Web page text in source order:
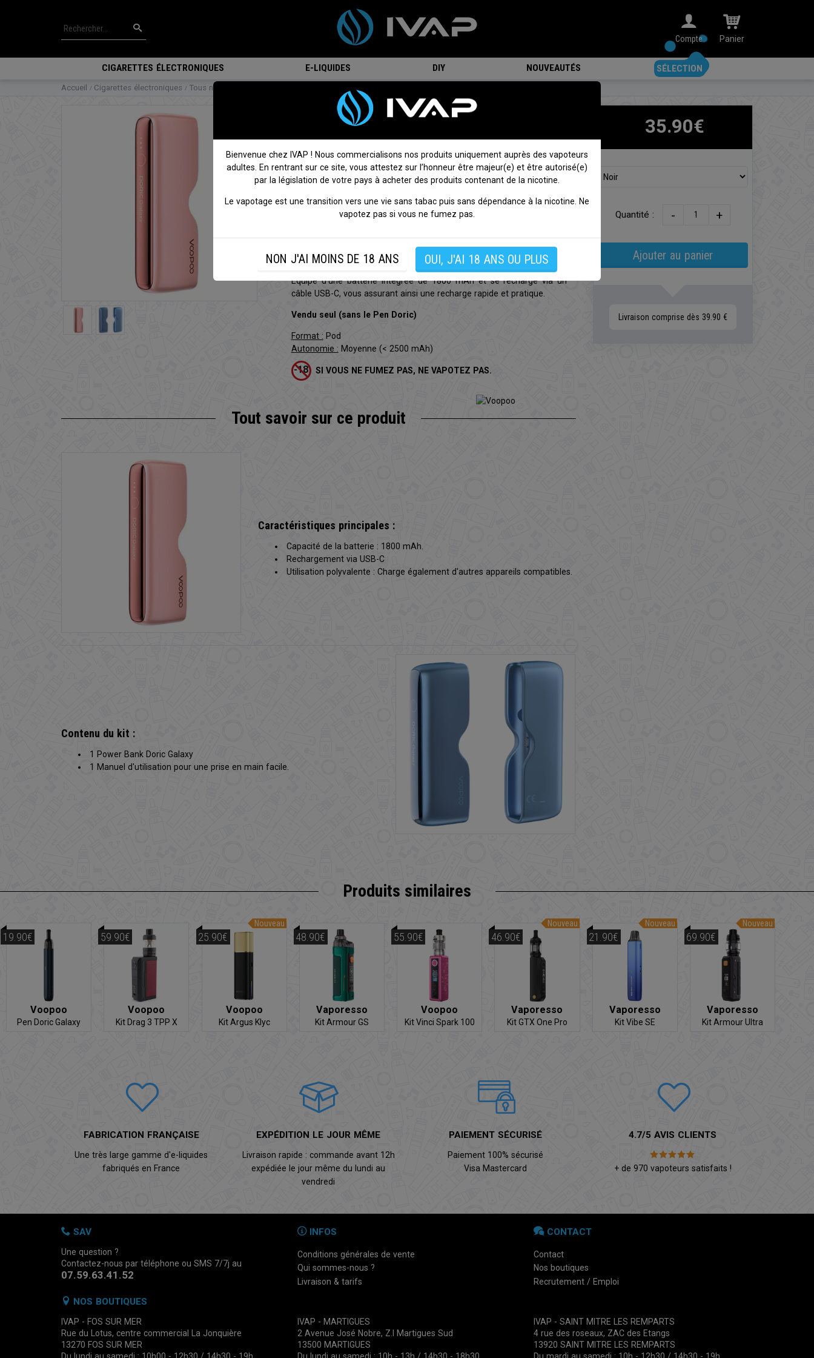
Panier
Compte
CIGARETTES ÉLECTRONIQUES E-LIQUIDES DIY NOUVEAUTÉS SÉLECTION
Accueil Cigarettes électroniques Tous nos packs Power Bank - Doric Galaxy - Voopoo
Power Bank - Doric Galaxy - Voopoo
On attend votre avis ! Donnez votre avis
Profitez d'une recharge pratique et efficace grâce au Power Bank
Conçu spécialement pour le Pen Doric Galaxy, ce power bank se
connecte facilement à votre appareil grâce à un système de fixation
plus la batterie de votre Pen vous limiter et bénéficiez d'une
autonomie prolongée, où que vous soyez.
Équipé d’une batterie intégrée de 1800 mAh et se recharge via un
câble USB-C, vous assurant ainsi une recharge rapide et pratique.
Vendu seul (sans le Pen Doric)
Format : Pod
Autonomie : Moyenne (< 2500 mAh)
SI VOUS NE FUMEZ PAS, NE VAPOTEZ PAS.
35.90€
Quantité : - +
Ajouter au panier
Livraison comprise dès 39.90 €
Tout savoir sur ce produit
Caractéristiques principales :
Capacité de la batterie : 1800 mAh.
Rechargement via USB-C
Utilisation polyvalente : Charge également d'autres appareils compatibles.
Contenu du kit :
1 Power Bank Doric Galaxy
1 Manuel d'utilisation pour une prise en main facile.
Produits similaires
Voopoo
Pen Doric Galaxy
19.90€
Voopoo
Kit Drag 3 TPP X
59.90€
Nouveau
Voopoo
Kit Argus Klyc
25.90€
Vaporesso
Kit Armour GS
48.90€
Voopoo
Kit Vinci Spark 100
55.90€
Nouveau
Vaporesso
Kit GTX One Pro
46.90€
Nouveau
Vaporesso
Kit Vibe SE
21.90€
Nouveau
Vaporesso
Kit Armour Ultra
69.90€
FABRICATION FRANÇAISE
Une très large gamme d'e-liquides
fabriqués en France
EXPÉDITION LE JOUR MÊME
Livraison rapide : commande avant 12h
expédiée le jour même du lundi au
vendredi
PAIEMENT SÉCURISÉ
Paiement 100% sécurisé
Visa Mastercard
4.7/5 AVIS CLIENTS
+ de 970 vapoteurs satisfaits !
SAV
Une question ?
Contactez-nous par téléphone ou SMS 7/7j au
07.59.63.41.52
INFOS
Conditions générales de vente
Qui sommes-nous ?
Livraison & tarifs
CONTACT
Contact
Nos boutiques
Recrutement / Emploi
NOS BOUTIQUES
IVAP - FOS SUR MER
Rue du Lotus, centre commercial La Jonquière
13270 FOS SUR MER
IVAP - MARTIGUES
2 Avenue José Nobre, Z.I Martigues Sud
13500 MARTIGUES
IVAP - SAINT MITRE LES REMPARTS
4 rue des roseaux, ZAC des Etangs
13920 SAINT MITRE LES REMPARTS
Bienvenue chez IVAP ! Nous commercialisons nos produits uniquement auprès des vapoteurs
adultes. En rentrant sur ce site, vous attestez sur l’honneur être majeur(e) et être autorisé(e)
par la législation de votre pays à acheter des produits contenant de la nicotine.
Le vapotage est une transition vers une vie sans tabac puis sans dépendance à la nicotine. Ne
vapotez pas si vous ne fumez pas.
NON J'AI MOINS DE 18 ANS OUI, J'AI 18 ANS OU PLUS